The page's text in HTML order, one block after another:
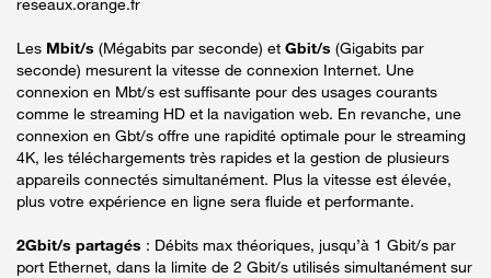
Les Mbit/s (Mégabits par seconde) et Gbit/s (Gigabits par
seconde) mesurent la vitesse de connexion Internet. Une
connexion en Mbt/s est suffisante pour des usages courants
comme le streaming HD et la navigation web. En revanche, une
connexion en Gbt/s offre une rapidité optimale pour le streaming
4K, les téléchargements très rapides et la gestion de plusieurs
appareils connectés simultanément. Plus la vitesse est élevée,
plus votre expérience en ligne sera fluide et performante.
2Gbit/s partagés : Débits max théoriques, jusqu’à 1 Gbit/s par
port Ethernet, dans la limite de 2 Gbit/s utilisés simultanément sur